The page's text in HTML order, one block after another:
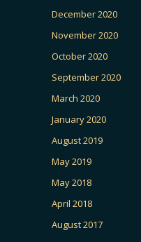
December 2020
November 2020
October 2020
September 2020
March 2020
January 2020
August 2019
May 2019
May 2018
April 2018
August 2017